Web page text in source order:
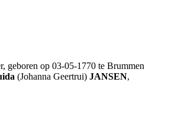
geboren op 03-05-1770 te Brummen
(Johanna Geertrui) JANSEN,